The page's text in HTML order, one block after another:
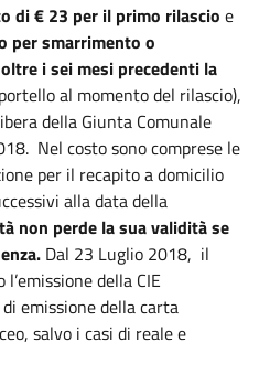
di € 23 per il primo rilascio e
per smarrimento o
i sei mesi precedenti la
al momento del rilascio),
della Giunta Comunale
Nel costo sono comprese le
per il recapito a domicilio
alla data della
non perde la sua validità se
Dal 23 Luglio 2018, il
della CIE
emissione della carta
salvo i casi di reale e